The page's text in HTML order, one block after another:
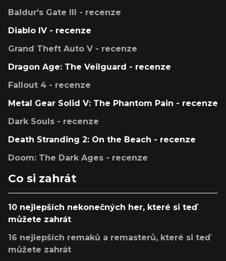
Baldur's Gate III - recenze
Diablo IV - recenze
Grand Theft Auto V - recenze
Dragon Age: The Veilguard - recenze
Fallout 4 - recenze
Metal Gear Solid V: The Phantom Pain - recenze
Dark Souls - recenze
Death Stranding 2: On the Beach - recenze
Doom: The Dark Ages - recenze
Co si zahrát
10 nejlepších nekonečných her, které si teď
můžete zahrát
16 nejlepších remaků a remasterů, které si teď
můžete zahrát